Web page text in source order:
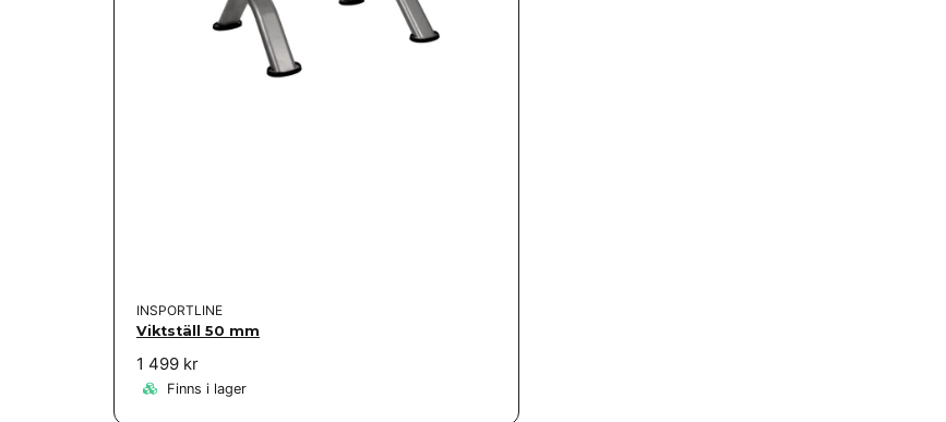
INSPORTLINE
Viktställ 50 mm
1 499 kr
Finns i lager